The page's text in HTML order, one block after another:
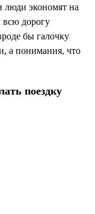
экономят на
всю дорогу
бы галочку
а понимания, что
поездку